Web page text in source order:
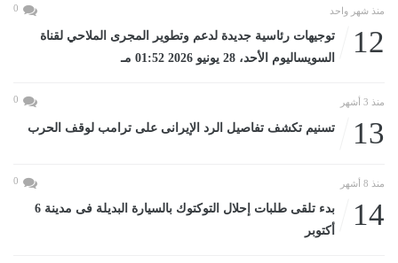
منذ شهر واحد 0
12
توجيهات رئاسية جديدة لدعم وتطوير المجرى الملاحي لقناة
السويساليوم الأحد، 28 يونيو 2026 01:52 مـ
منذ 3 أشهر 0
13 تسنيم تكشف تفاصيل الرد الإيرانى على ترامب لوقف الحرب
منذ 8 أشهر 0
14
بدء تلقى طلبات إحلال التوكتوك بالسيارة البديلة فى مدينة 6
أكتوبر